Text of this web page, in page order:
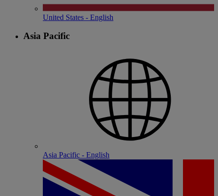
United States - English
Asia Pacific
Asia Pacific - English